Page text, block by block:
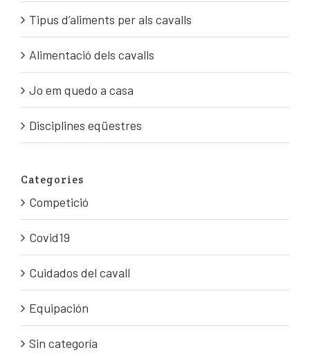
Tipus d’aliments per als cavalls
Alimentació dels cavalls
Jo em quedo a casa
Disciplines eqüestres
Categories
Competició
Covid19
Cuidados del cavall
Equipación
Sin categoría